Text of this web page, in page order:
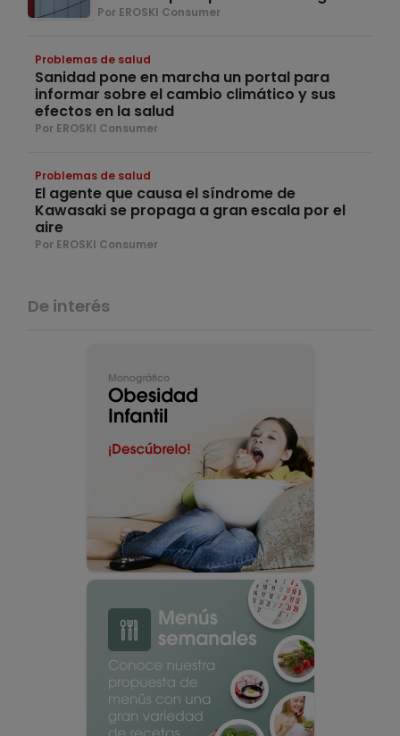
Por EROSKI Consumer
Problemas de salud
Sanidad pone en marcha un portal para
informar sobre el cambio climático y sus
efectos en la salud
Por EROSKI Consumer
Problemas de salud
El agente que causa el síndrome de
Kawasaki se propaga a gran escala por el
aire
Por EROSKI Consumer
De interés